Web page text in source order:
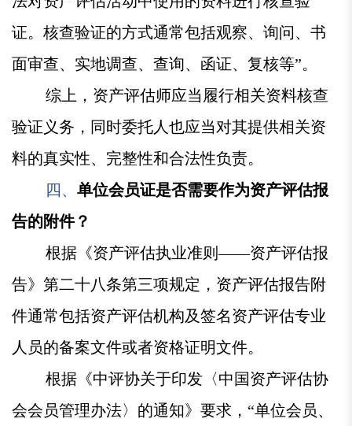
证。核查验证的方式通常包括观察、询问、书
面审查、实地调查、查询、函证、复核等”。
综上，资产评估师应当履行相关资料核查
验证义务，同时委托人也应当对其提供相关资
料的真实性、完整性和合法性负责。
四、 单位会员证是否需要作为资产评估报
告的附件？
根据《资产评估执业准则——资产评估报
告》第二十八条第三项规定，资产评估报告附
件通常包括资产评估机构及签名资产评估专业
人员的备案文件或者资格证明文件。
根据《中评协关于印发〈中国资产评估协
会会员管理办法〉的通知》要求，“单位会员、